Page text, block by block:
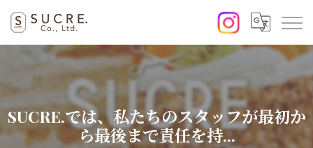
SUCRE.では、私たちのスタッフが最初か
ら最後まで責任を持...